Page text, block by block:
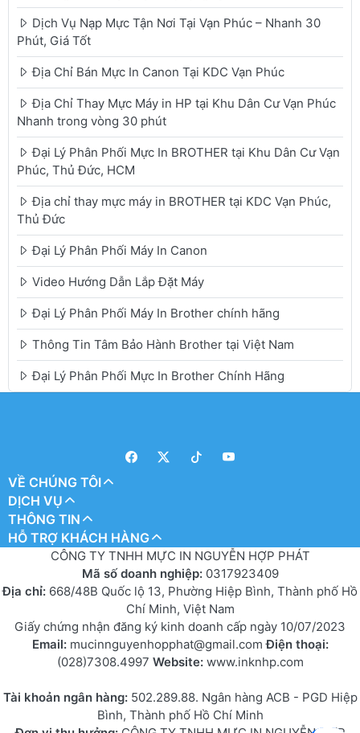
Dịch Vụ Nạp Mực Tận Nơi Tại Vạn Phúc – Nhanh 30
Phút, Giá Tốt
Địa Chỉ Bán Mực In Canon Tại KDC Vạn Phúc
Địa Chỉ Thay Mực Máy in HP tại Khu Dân Cư Vạn Phúc
Nhanh trong vòng 30 phút
Đại Lý Phân Phối Mực In BROTHER tại Khu Dân Cư Vạn
Phúc, Thủ Đức, HCM
Địa chỉ thay mực máy in BROTHER tại KDC Vạn Phúc,
Thủ Đức
Đại Lý Phân Phối Máy In Canon
Video Hướng Dẫn Lắp Đặt Máy
Đại Lý Phân Phối Máy In Brother chính hãng
Thông Tin Tâm Bảo Hành Brother tại Việt Nam
Đại Lý Phân Phối Mực In Brother Chính Hãng
VỀ CHÚNG TÔI
DỊCH VỤ
THÔNG TIN
HỖ TRỢ KHÁCH HÀNG
CÔNG TY TNHH MỰC IN NGUYỄN HỢP PHÁT
Mã số doanh nghiệp: 0317923409
Địa chỉ: 668/48B Quốc lộ 13, Phường Hiệp Bình, Thành phố Hồ
Chí Minh, Việt Nam
Giấy chứng nhận đăng ký kinh doanh cấp ngày 10/07/2023
Email: mucinnguyenhopphat@gmail.comĐiện thoại:
(028)7308.4997 Website: www.inknhp.com
Tài khoản ngân hàng: 502.289.88. Ngân hàng ACB - PGD Hiệp
Bình, Thành phố Hồ Chí Minh